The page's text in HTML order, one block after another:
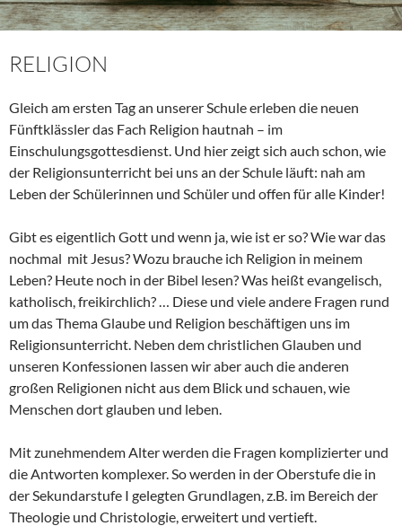
RELIGION
Gleich am ersten Tag an unserer Schule erleben die neuen
Fünftklässler das Fach Religion hautnah – im
Einschulungsgottesdienst. Und hier zeigt sich auch schon, wie
der Religionsunterricht bei uns an der Schule läuft: nah am
Leben der Schülerinnen und Schüler und offen für alle Kinder!
Gibt es eigentlich Gott und wenn ja, wie ist er so? Wie war das
nochmal mit Jesus? Wozu brauche ich Religion in meinem
Leben? Heute noch in der Bibel lesen? Was heißt evangelisch,
katholisch, freikirchlich? … Diese und viele andere Fragen rund
um das Thema Glaube und Religion beschäftigen uns im
Religionsunterricht. Neben dem christlichen Glauben und
unseren Konfessionen lassen wir aber auch die anderen
großen Religionen nicht aus dem Blick und schauen, wie
Menschen dort glauben und leben.
Mit zunehmendem Alter werden die Fragen komplizierter und
die Antworten komplexer. So werden in der Oberstufe die in
der Sekundarstufe I gelegten Grundlagen, z.B. im Bereich der
Theologie und Christologie, erweitert und vertieft.